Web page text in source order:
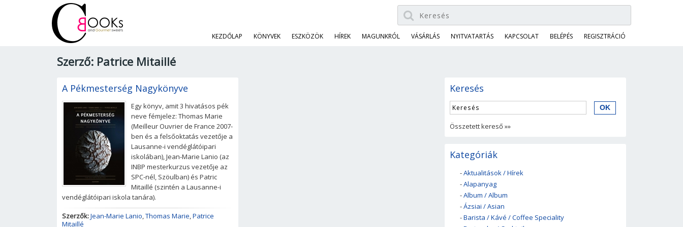
KEZDŐLAP KÖNYVEK ESZKÖZÖK HÍREK MAGUNKRÓL VÁSÁRLÁS NYITVATARTÁS KAPCSOLAT BELÉPÉS REGISZTRÁCIÓ
Szerző: Patrice Mitaillé
A Pékmesterség Nagykönyve
Egy könyv, amit 3 hivatásos pék
neve fémjelez: Thomas Marie
(Meilleur Ouvrier de France 2007-
ben és a felsőoktatás vezetője a
Lausanne-i vendéglátóipari
iskolában), Jean-Marie Lanio (az
INBP mesterkurzus vezetője az
SPC-nél, Szöulban) és Patric
Mitaillé (szintén a Lausanne-i
vendéglátóipari iskola tanára).
Szerzők:Jean-Marie Lanio,Thomas Marie,Patrice
Mitaillé
Keresés
Összetett kereső »»
Kategóriák
-Aktualitások / Hírek
-Alapanyag
-Album / Album
-Ázsiai / Asian
-Barista / Kávé / Coffee Speciality